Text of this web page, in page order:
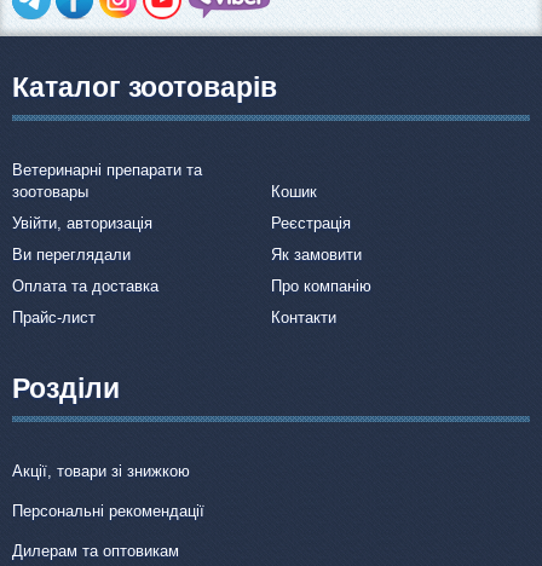
Каталог зоотоварів
Ветеринарні препарати та
зоотовары
Кошик
Увійти, авторизація
Реєстрація
Ви переглядали
Як замовити
Оплата та доставка
Про компанію
Прайс-лист
Контакти
Розділи
Акції, товари зі знижкою
Персональні рекомендації
Дилерам та оптовикам